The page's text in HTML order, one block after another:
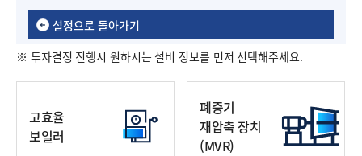
설정으로 돌아가기
※ 투자결정 진행시 원하시는 설비 정보를 먼저 선택해주세요.
고효율
보일러
폐증기
재압축 장치
(MVR)